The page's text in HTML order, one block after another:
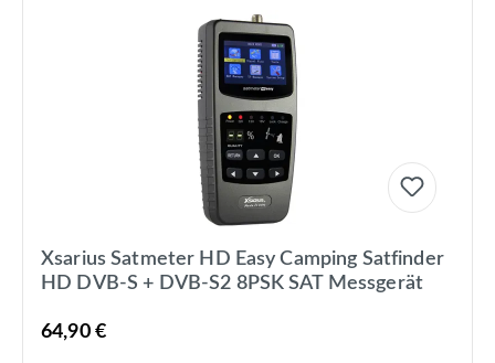
Xsarius Satmeter HD Easy Camping Satfinder
HD DVB-S + DVB-S2 8PSK SAT Messgerät
64,90 €